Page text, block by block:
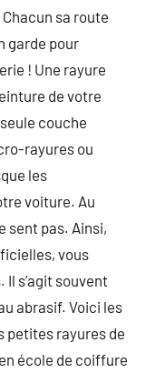
sa route
garde pour
! Une rayure
de votre
couche
rayures ou
les
voiture. Au
sent pas. Ainsi,
vous
s’agit souvent
abrasif. Voici les
petites rayures de
école de coiffure